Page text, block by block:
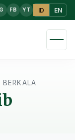
FB YT ID EN
BERKALA